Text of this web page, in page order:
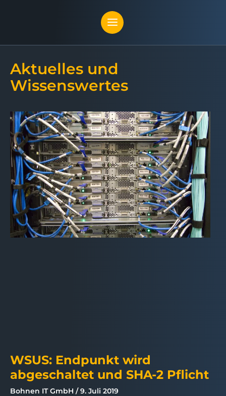
Aktuelles und
Wissenswertes
WSUS: Endpunkt wird
abgeschaltet und SHA-2 Pflicht
Bohnen IT GmbH 9. Juli 2019